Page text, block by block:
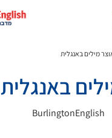
מילים באנגלית
באנגלית
BurlingtonEnglish